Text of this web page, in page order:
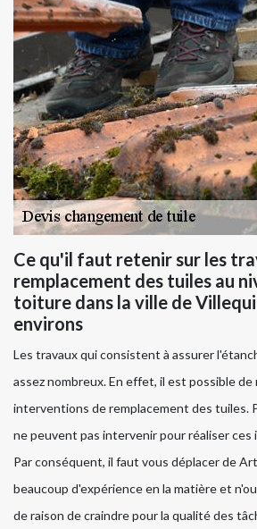
Ce qu'il faut retenir sur les
remplacement des tuiles au
toiture dans la ville de
environs
Les travaux qui consistent à assurer
assez nombreux. En effet, il est possible de
interventions de remplacement des tuiles.
ne peuvent pas intervenir pour réaliser
Par conséquent, il faut vous déplacer de
beaucoup d'expérience en la matière et
de raison de craindre pour la qualité des